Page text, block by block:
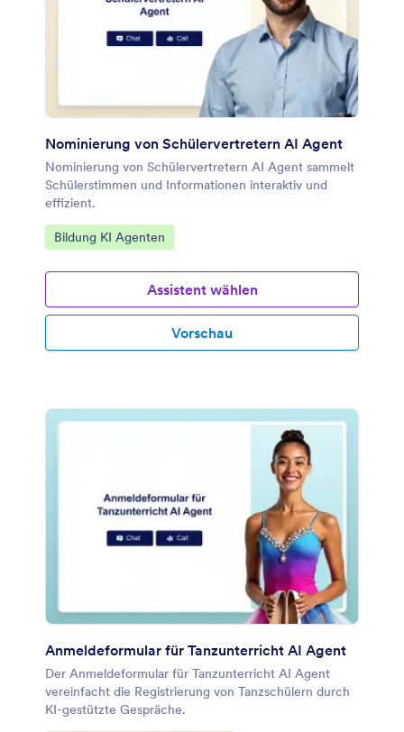
Nominierung von Schülervertretern AI Agent
Nominierung von Schülervertretern AI Agent sammelt
Schülerstimmen und Informationen interaktiv und
effizient.
Zur Kategorie:
Bildung KI Agenten
Assistent wählen
Vorschau
Anmeldeformular für Tanzunterricht AI Agent
Der Anmeldeformular für Tanzunterricht AI Agent
vereinfacht die Registrierung von Tanzschülern durch
KI-gestützte Gespräche.